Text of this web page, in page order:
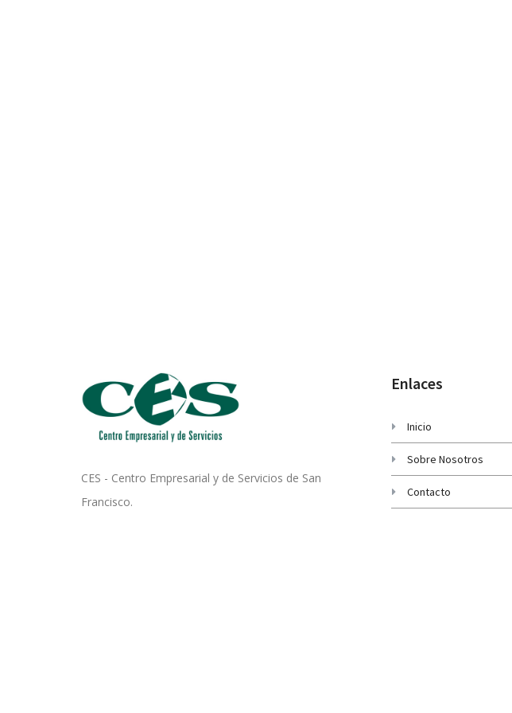
CES - Centro Empresarial y de Servicios de San
Francisco.
Enlaces
Inicio
Sobre Nosotros
Contacto